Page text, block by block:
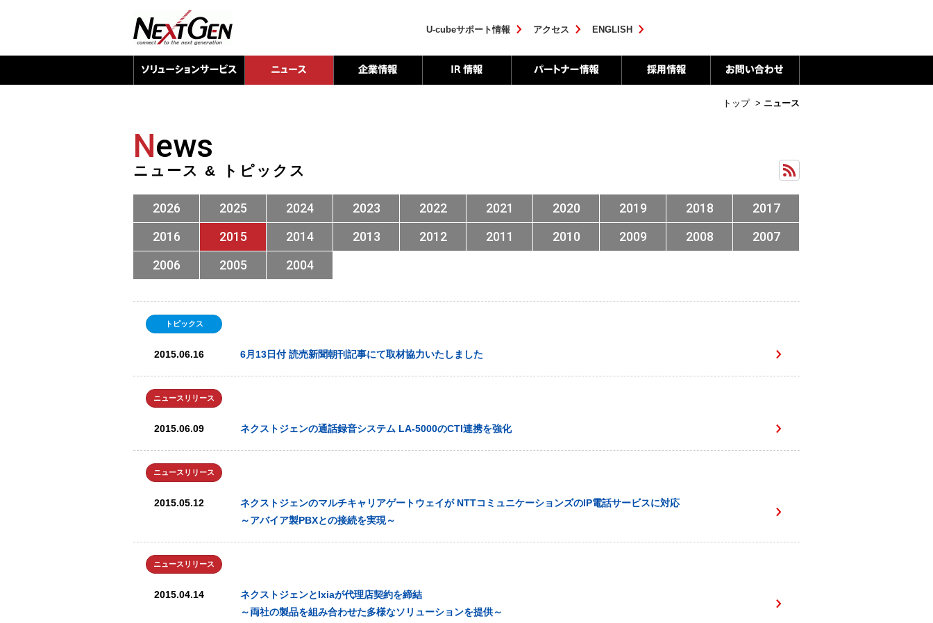
U-cubeサポート情報 アクセス ENGLISH
トップ > ニュース
News
ニュース & トピックス
2026 2025 2024 2023 2022 2021 2020 2019 2018
2017
2016
2015 2014 2013 2012 2011 2010 2009 2008
2007
2006
2005 2004
トピックス
2015.06.16 6月13日付 読売新聞朝刊記事にて取材協力いたしました
ニュースリリース
2015.06.09 ネクストジェンの通話録音システム LA-5000のCTI連携を強化
ニュースリリース
2015.05.12
ネクストジェンのマルチキャリアゲートウェイが NTTコミュニケーションズのIP電話サービスに対応
～アバイア製PBXとの接続を実現～
ニュースリリース
2015.04.14
ネクストジェンとIxiaが代理店契約を締結
～両社の製品を組み合わせた多様なソリューションを提供～